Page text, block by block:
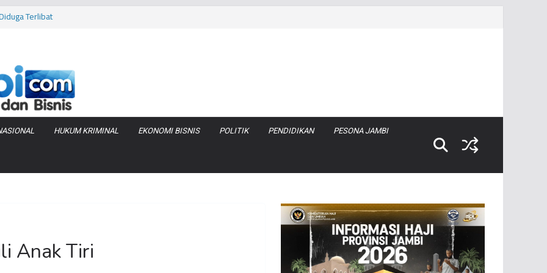
Terlibat
Jadi Rp
Zenix di
HUKUM KRIMINAL EKONOMI BISNIS POLITIK PENDIDIKAN PESONA JAMBI
Anak Tiri